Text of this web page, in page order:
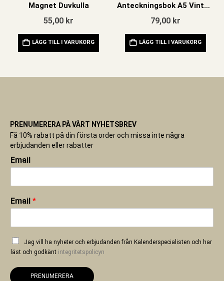
Magnet Duvkulla
55,00 kr
LÄGG TILL I VARUKORG
Anteckningsbok A5 Vintage Frukt
79,00 kr
LÄGG TILL I VARUKORG
PRENUMERERA PÅ VÅRT NYHETSBREV
Få 10% rabatt på din första order och missa inte några
erbjudanden eller rabatter
Email
Email *
Jag vill ha nyheter och erbjudanden från Kalenderspecialisten och har
läst och godkänt integritetspolicyn
PRENUMERERA